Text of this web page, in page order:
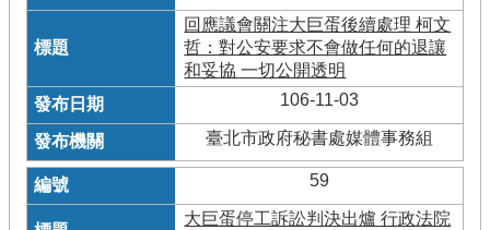
回應議會關注大巨蛋後續處理 柯文
哲：對公安要求不會做任何的退讓
和妥協 一切公開透明
106-11-03
臺北市政府秘書處媒體事務組
59
大巨蛋停工訴訟判決出爐 行政法院